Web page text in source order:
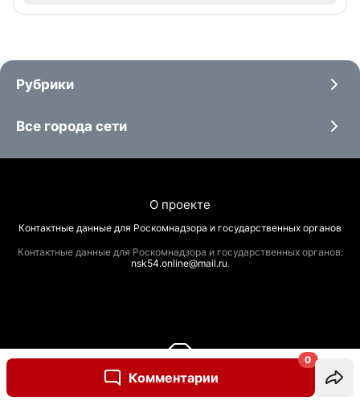
Комментарии
0
Рубрики
Все города сети
О проекте
Контактные данные для Роскомнадзора и государственных органов
Контактные данные для Роскомнадзора и государственных органов:
nsk54.online@mail.ru.